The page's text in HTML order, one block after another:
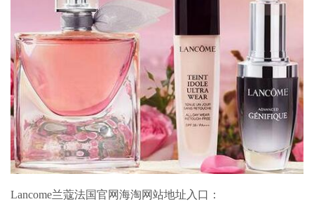
Lancome兰蔻法国官网海淘网站地址入口：